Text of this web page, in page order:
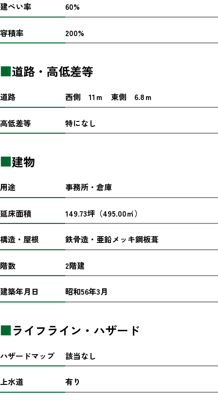
建ぺい率 60%
容積率 200%
■道路・高低差等
道路 西側 11ｍ 東側 6.8ｍ
高低差等 特になし
■建物
用途 事務所・倉庫
延床面積 149.73坪（495.00㎡）
構造・屋根 鉄骨造・亜鉛メッキ鋼板葺
階数 2階建
建築年月日 昭和56年3月
■ライフライン・ハザード
ハザードマップ 該当なし
上水道 有り